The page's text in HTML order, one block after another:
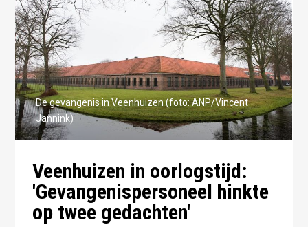
De gevangenis in Veenhuizen (foto: ANP/Vincent
Jannink)
Veenhuizen in oorlogstijd:
'Gevangenispersoneel hinkte
op twee gedachten'